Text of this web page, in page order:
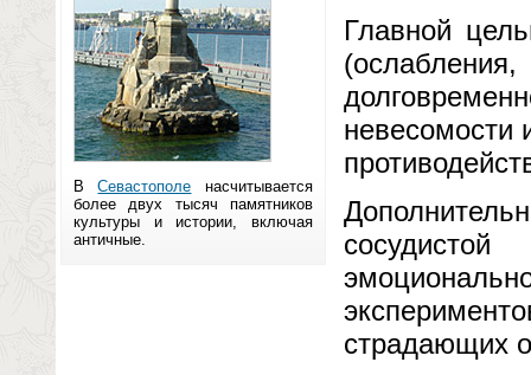
ВСевастополе насчитывается
более двух тысяч памятников
культуры и истории, включая
античные.
Главной
невесомости
страдающих